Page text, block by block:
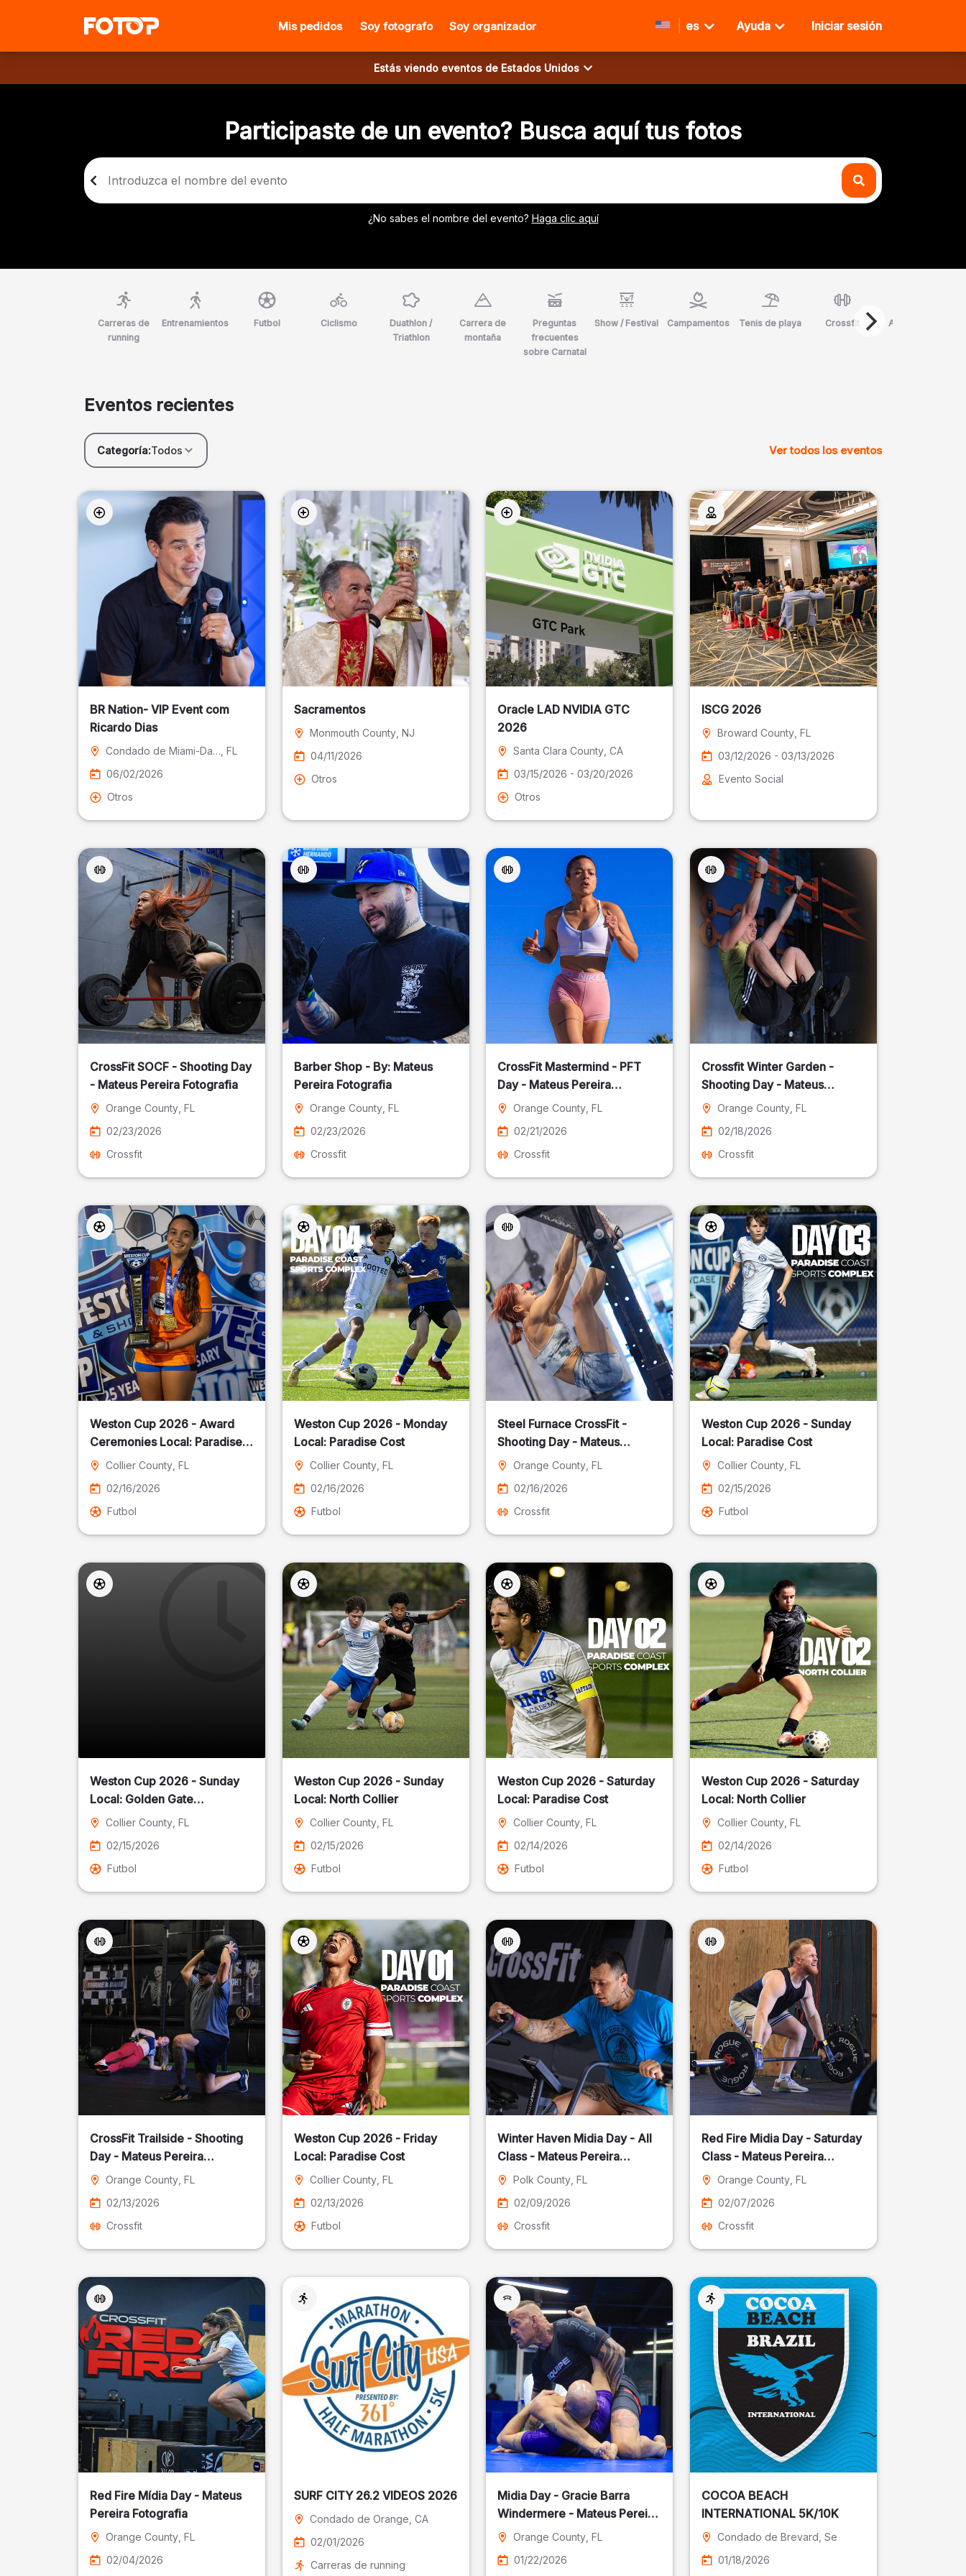
Mis pedidos Soy fotografo Soy organizador es Ayuda Iniciar sesión
Estás viendo eventos de Estados Unidos
Participaste de un evento? Busca aquí tus fotos
¿No sabes el nombre del evento? Haga clic aquí
Carreras de
running
Entrenamientos Futbol Ciclismo
Duathlon /
Triathlon
Carrera de
montaña
Preguntas
frecuentes
sobre Carnatal
Show / Festival Campamentos Tenis de playa Crossfit Arte Marcial
Eventos recientes
Categoría:Todos Ver todos los eventos
BR Nation- VIP Event com
Ricardo Dias
Condado de Miami-Dade , FL
06/02/2026
Otros
Sacramentos
Monmouth County, NJ
04/11/2026
Otros
Oracle LAD NVIDIA GTC
2026
Santa Clara County , CA
03/15/2026 - 03/20/2026
Otros
ISCG 2026
Broward County, FL
03/12/2026 - 03/13/2026
Evento Social
CrossFit SOCF - Shooting Day
- Mateus Pereira Fotografia
Orange County , FL
02/23/2026
Crossfit
Barber Shop - By: Mateus
Pereira Fotografia
Orange County, FL
02/23/2026
Crossfit
CrossFit Mastermind - PFT
Day - Mateus Pereira
Fotografia
Orange County , FL
02/21/2026
Crossfit
Crossfit Winter Garden -
Shooting Day - Mateus
Pereira Fotografia
Orange County, FL
02/18/2026
Crossfit
Weston Cup 2026 - Award
Ceremonies Local: Paradise
CostCollier County , FL
02/16/2026
Futbol
Weston Cup 2026 - Monday
Local: Paradise Cost
Collier County, FL
02/16/2026
Futbol
Steel Furnace CrossFit -
Shooting Day - Mateus
Pereira Fotografia
Orange County , FL
02/16/2026
Crossfit
Weston Cup 2026 - Sunday
Local: Paradise Cost
Collier County, FL
02/15/2026
Futbol
Weston Cup 2026 - Sunday
Local: Golden Gate
Community Park
Collier County , FL
02/15/2026
Futbol
Weston Cup 2026 - Sunday
Local: North Collier
Collier County, FL
02/15/2026
Futbol
Weston Cup 2026 - Saturday
Local: Paradise Cost
Collier County , FL
02/14/2026
Futbol
Weston Cup 2026 - Saturday
Local: North Collier
Collier County, FL
02/14/2026
Futbol
CrossFit Trailside - Shooting
Day - Mateus Pereira
Fotografia
Orange County , FL
02/13/2026
Crossfit
Weston Cup 2026 - Friday
Local: Paradise Cost
Collier County, FL
02/13/2026
Futbol
Winter Haven Midia Day - All
Class - Mateus Pereira
Fotografia
Polk County , FL
02/09/2026
Crossfit
Red Fire Midia Day - Saturday
Class - Mateus Pereira
Fotografia
Orange County, FL
02/07/2026
Crossfit
Red Fire Mídia Day - Mateus
Pereira Fotografia
Orange County , FL
02/04/2026
SURF CITY 26.2 VIDEOS 2026
Condado de Orange , CA
02/01/2026
Carreras de running
Midia Day - Gracie Barra
Windermere - Mateus Pereira
Fotografia
Orange County , FL
01/22/2026
COCOA BEACH
INTERNATIONAL 5K/10K
Condado de Brevard , Se
01/18/2026